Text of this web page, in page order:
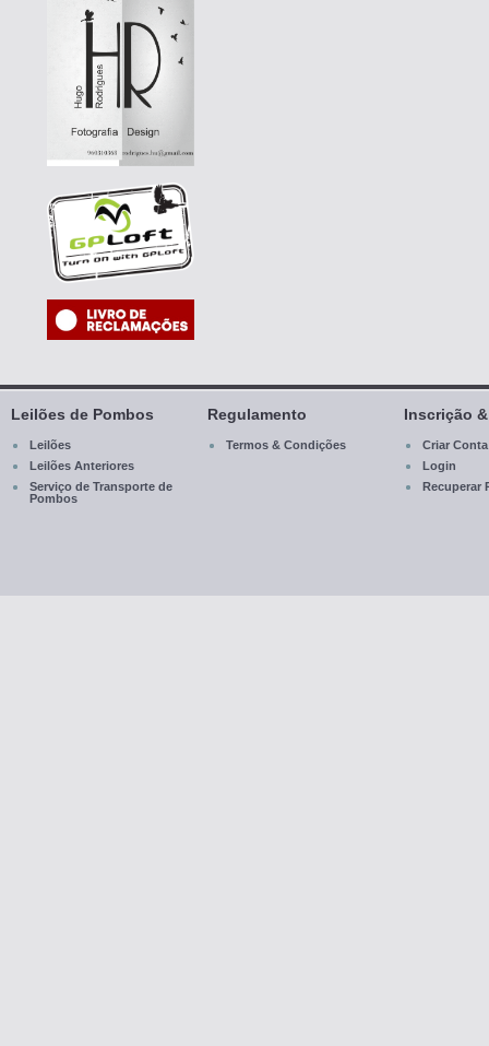
Leilões de Pombos
Leilões
Leilões Anteriores
Serviço de Transporte de
Pombos
Regulamento
Termos & Condições
Inscrição
Criar Conta
Login
Recuperar